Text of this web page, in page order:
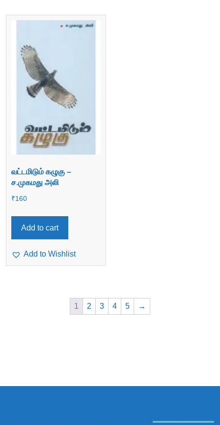
வட்டமிடும் கழுகு –
ச.முகமது அலி
₹160
Add to cart
Add to Wishlist
1 2 3 4 5 →